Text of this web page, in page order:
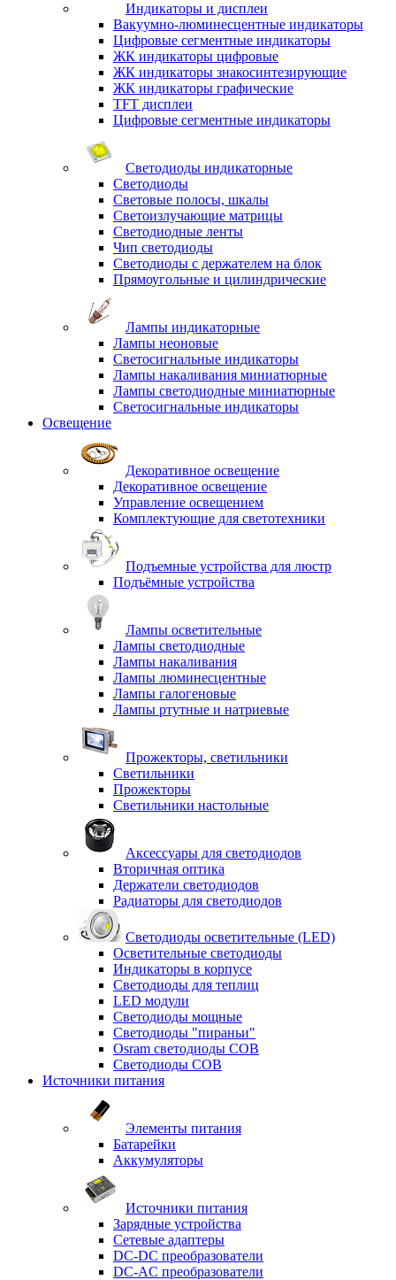
Индикаторы и дисплеи
Вакуумно-люминесцентные индикаторы
Цифровые сегментные индикаторы
ЖК индикаторы цифровые
ЖК индикаторы знакосинтезирующие
ЖК индикаторы графические
TFT дисплеи
Цифровые сегментные индикаторы
Светодиоды индикаторные
Светодиоды
Световые полосы, шкалы
Светоизлучающие матрицы
Светодиодные ленты
Чип светодиоды
Светодиоды с держателем на блок
Прямоугольные и цилиндрические
Лампы индикаторные
Лампы неоновые
Светосигнальные индикаторы
Лампы накаливания миниатюрные
Лампы светодиодные миниатюрные
Светосигнальные индикаторы
Освещение
Декоративное освещение
Декоративное освещение
Управление освещением
Комплектующие для светотехники
Подъемные устройства для люстр
Подъёмные устройства
Лампы осветительные
Лампы светодиодные
Лампы накаливания
Лампы люминесцентные
Лампы галогеновые
Лампы ртутные и натриевые
Прожекторы, светильники
Светильники
Прожекторы
Светильники настольные
Аксессуары для светодиодов
Вторичная оптика
Держатели светодиодов
Радиаторы для светодиодов
Светодиоды осветительные (LED)
Осветительные светодиоды
Индикаторы в корпусе
Светодиоды для теплиц
LED модули
Светодиоды мощные
Светодиоды "пираньи"
Osram светодиоды COB
Светодиоды COB
Источники питания
Элементы питания
Батарейки
Аккумуляторы
Источники питания
Зарядные устройства
Сетевые адаптеры
DC-DC преобразователи
DC-AC преобразователи